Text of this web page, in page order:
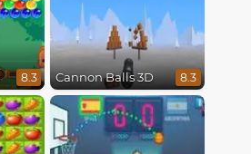
8.3 Cannon Balls 3D 8.3